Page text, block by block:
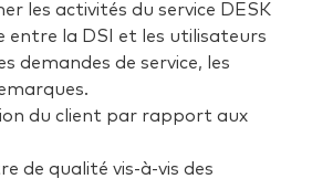
les activités du service DESK
entre la DSI et les utilisateurs
demandes de service, les
du client par rapport aux
de qualité vis-à-vis des